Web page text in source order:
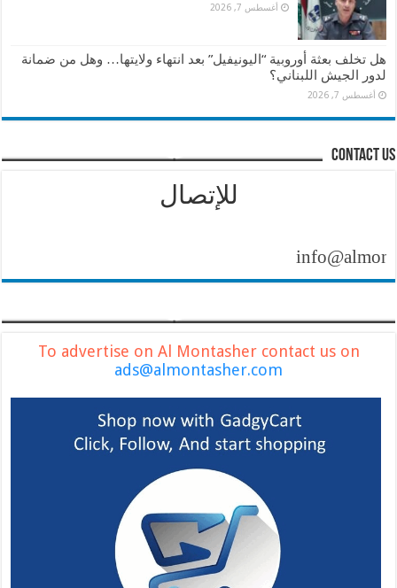
أغسطس 7, 2026
هل تخلف بعثة أوروبية “اليونيفيل” بعد انتهاء ولايتها… وهل من ضمانة
لدور الجيش اللبناني؟
أغسطس 7, 2026
contact us
للإتصال
To advertise on Al Montasher contact us on
ads@almontasher.com